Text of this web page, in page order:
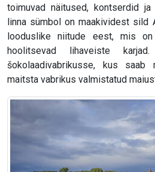
toimuvad näitused, kontserdid ja
linna sümbol on maakividest sild
looduslike niitude eest, mis
hoolitsevad lihaveiste
šokolaadivabrikusse, kus saab
maitsta vabrikus valmistatud